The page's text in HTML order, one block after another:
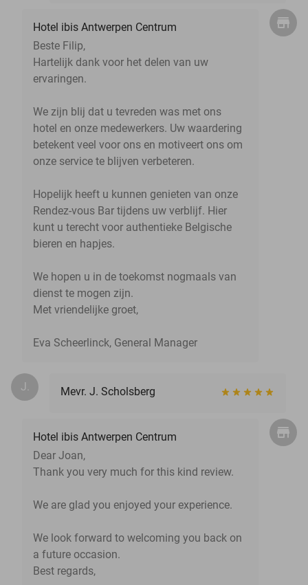
Hotel ibis Antwerpen Centrum
Beste Filip,
Hartelijk dank voor het delen van uw
ervaringen.
We zijn blij dat u tevreden was met ons
hotel en onze medewerkers. Uw waardering
betekent veel voor ons en motiveert ons om
onze service te blijven verbeteren.
Hopelijk heeft u kunnen genieten van onze
Rendez-vous Bar tijdens uw verblijf. Hier
kunt u terecht voor authentieke Belgische
bieren en hapjes.
We hopen u in de toekomst nogmaals van
dienst te mogen zijn.
Met vriendelijke groet,
Eva Scheerlinck, General Manager
J. Mevr. J. Scholsberg
Hotel ibis Antwerpen Centrum
Dear Joan,
Thank you very much for this kind review.
We are glad you enjoyed your experience.
We look forward to welcoming you back on
a future occasion.
Best regards,